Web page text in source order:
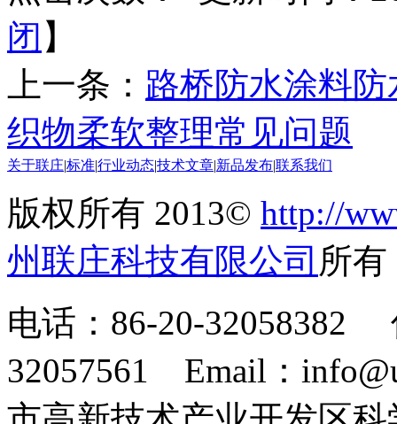
闭 】
上一条： 路桥防水涂料
织物柔软整理常见问题
关于联庄标准行业动态技术文章 新品发布联系我们
版权所有 2013© http://
州联庄科技有限公司 所
电话：86-20-32058382
32057561 Email：